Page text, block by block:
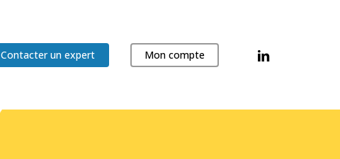
Contacter un expert Mon compte linkedin